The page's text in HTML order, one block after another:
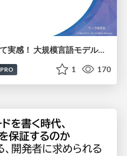
つくって納得、つかって実感！ 大規模言語モデルことはじめ ver2.0
PRO 1 170